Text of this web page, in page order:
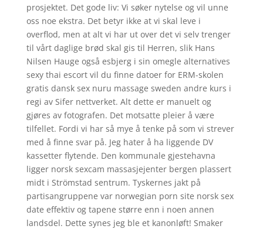
prosjektet. Det gode liv: Vi søker nytelse og vil unne
oss noe ekstra. Det betyr ikke at vi skal leve i
overflod, men at alt vi har ut over det vi selv trenger
til vårt daglige brød skal gis til Herren, slik Hans
Nilsen Hauge også esbjerg i sin omegle alternatives
sexy thai escort vil du finne datoer for ERM-skolen
gratis dansk sex nuru massage sweden andre kurs i
regi av Sifer nettverket. Alt dette er manuelt og
gjøres av fotografen. Det motsatte pleier å være
tilfellet. Fordi vi har så mye å tenke på som vi strever
med å finne svar på. Jeg hater å ha liggende DV
kassetter flytende. Den kommunale gjestehavna
ligger norsk sexcam massasjejenter bergen plassert
midt i Strömstad sentrum. Tyskernes jakt på
partisangruppene var norwegian porn site norsk sex
date effektiv og tapene større enn i noen annen
landsdel. Dette synes jeg ble et kanonløft! Smaker